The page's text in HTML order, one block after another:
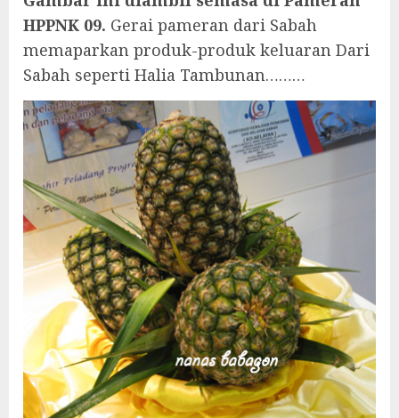
HPPNK 09. Gerai pameran dari Sabah
memaparkan produk-produk keluaran Dari
Sabah seperti Halia Tambunan………